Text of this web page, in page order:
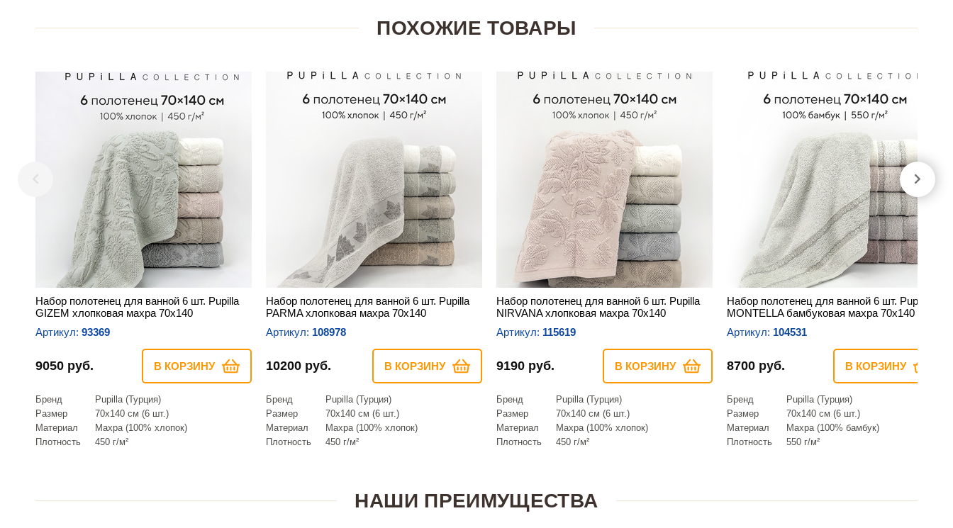
ПОХОЖИЕ ТОВАРЫ
Набор полотенец для ванной 6 шт. Pupilla
GIZEM хлопковая махра 70х140
Артикул: 93369
9050 руб. В КОРЗИНУ
Бренд
Pupilla (Турция)
Размер
70х140 см (6 шт.)
Материал
Махра (100% хлопок)
Плотность
450 г/м²
Набор полотенец для ванной 6 шт. Pupilla
PARMA хлопковая махра 70х140
Артикул: 108978
10200 руб. В КОРЗИНУ
Бренд
Pupilla (Турция)
Размер
70х140 см (6 шт.)
Материал
Махра (100% хлопок)
Плотность
450 г/м²
Набор полотенец для ванной 6 шт. Pupilla
NIRVANA хлопковая махра 70х140
Артикул: 115619
9190 руб. В КОРЗИНУ
Бренд
Pupilla (Турция)
Размер
70х140 см (6 шт.)
Материал
Махра (100% хлопок)
Плотность
450 г/м²
Набор полотенец для ванной 6 шт. Pupilla
MONTELLA бамбуковая махра 70х140
Артикул: 104531
8700 руб. В КОРЗИНУ
Бренд
Pupilla (Турция)
Размер
70х140 см (6 шт.)
Материал
Махра (100% бамбук)
Плотность
550 г/м²
НАШИ ПРЕИМУЩЕСТВА